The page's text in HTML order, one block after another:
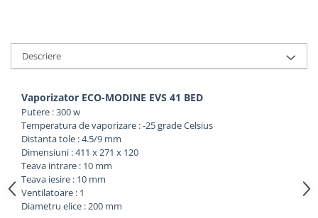
Descriere
Vaporizator ECO-MODINE EVS 41 BED
Putere : 300 w
Temperatura de vaporizare : -25 grade Celsius
Distanta tole : 4.5/9 mm
Dimensiuni : 411 x 271 x 120
Teava intrare : 10 mm
Teava iesire : 10 mm
Ventilatoare : 1
Diametru elice : 200 mm